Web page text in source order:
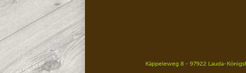
Käppeleweg 8 - 97922 Lauda-